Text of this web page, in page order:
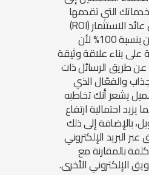
التي تقدمها
لهم، كما أن عائد الاستثمار (ROI)
فيه مضمون بنسبة 100% لأن
على بناء علاقة وثيقة
طريق الرسائل ذات
والفعّال الذي
يشعر أنك تخاطبه
احتمالية ارتفاع
بالإضافة إلى ذلك
البريد الإلكتروني
بالمقارنة مع
الإلكتروني الأخرى.